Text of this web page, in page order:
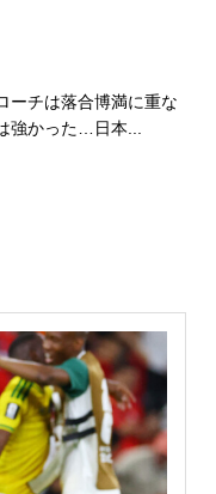
ーチは落合博満に重な
強かった…日本...